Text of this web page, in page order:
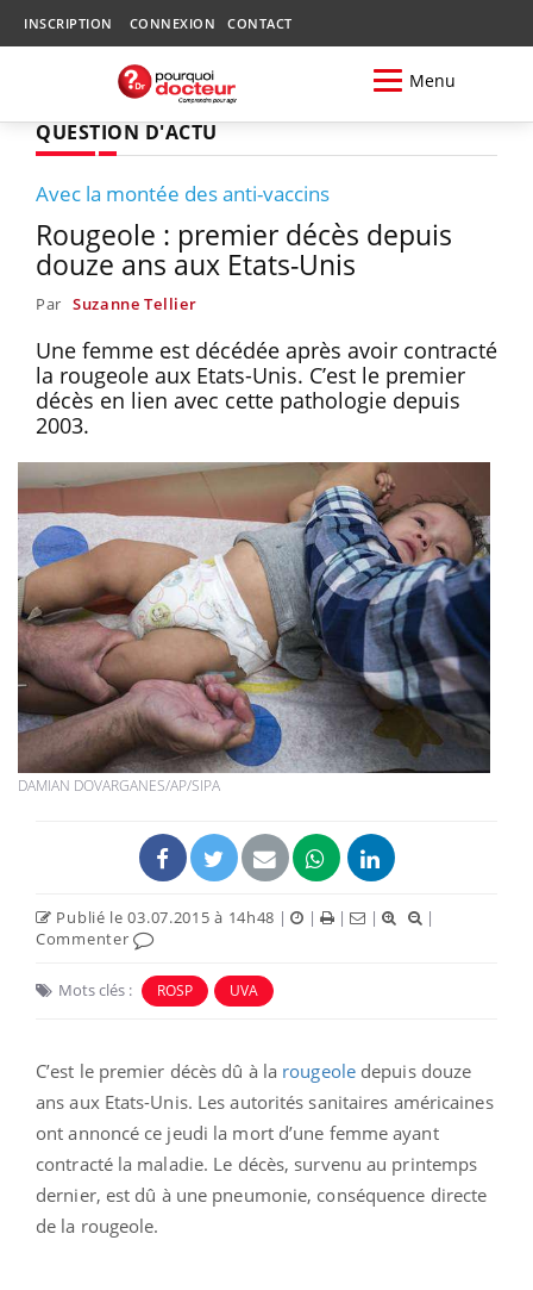
INSCRIPTION CONNEXION CONTACT
Menu
QUESTION D'ACTU
Avec la montée des anti-vaccins
Rougeole : premier décès depuis
douze ans aux Etats-Unis
Par Suzanne Tellier
Une femme est décédée après avoir contracté
la rougeole aux Etats-Unis. C’est le premier
décès en lien avec cette pathologie depuis
2003.
DAMIAN DOVARGANES/AP/SIPA
Publié le 03.07.2015 à 14h48 | | | |
|
Commenter
Mots clés : ROSP UVA
C’est le premier décès dû à la rougeoledepuis douze
ans aux Etats-Unis. Les autorités sanitaires américaines
ont annoncé ce jeudi la mort d’une femme ayant
contracté la maladie. Le décès, survenu au printemps
dernier, est dû à une pneumonie, conséquence directe
de la rougeole.